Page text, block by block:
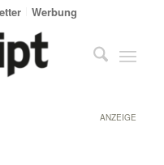
Werbung
ANZEIGE